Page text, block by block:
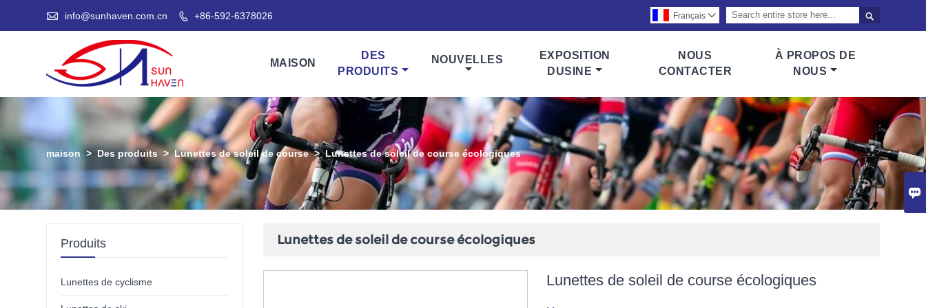

 info@sunhaven.com.cn  +86-592-6378026 
Français 
MAISON
DES
PRODUITS
NOUVELLES
EXPOSITION
DUSINE
NOUS
CONTACTER
À PROPOS DE
NOUS
maison > Des produits > Lunettes de soleil de course > Lunettes de soleil de course écologiques
Lunettes de soleil de course écologiques
Lunettes de soleil de course écologiques
Produits
Lunettes de cyclisme